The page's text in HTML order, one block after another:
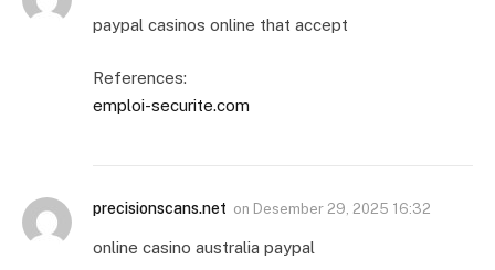
paypal casinos online that accept
References:
emploi-securite.com
precisionscans.net on Desember 29, 2025 16:32
online casino australia paypal